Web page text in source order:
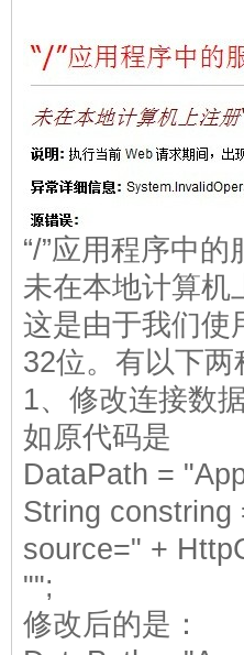
“/”应用程序中的
未在本地计算机
这是由于我们使
32位。有以下两
1、修改连接数
如原代码是
DataPath =
String constring
source=" +
"";
修改后的是：